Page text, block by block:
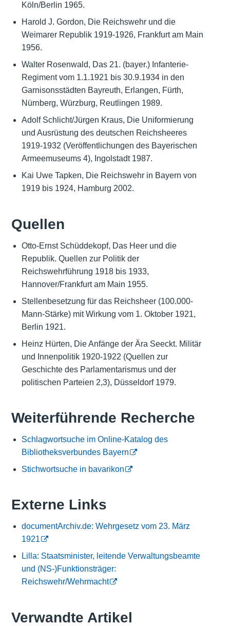
Köln/Berlin 1965.
Harold J. Gordon, Die Reichswehr und die
Weimarer Republik 1919-1926, Frankfurt am Main
1956.
Walter Rosenwald, Das 21. (bayer.) Infanterie-
Regiment vom 1.1.1921 bis 30.9.1934 in den
Garnisonsstädten Bayreuth, Erlangen, Fürth,
Nürnberg, Würzburg, Reutlingen 1989.
Adolf Schlicht/Jürgen Kraus, Die Uniformierung
und Ausrüstung des deutschen Reichsheeres
1919-1932 (Veröffentlichungen des Bayerischen
Armeemuseums 4), Ingolstadt 1987.
Kai Uwe Tapken, Die Reichswehr in Bayern von
1919 bis 1924, Hamburg 2002.
Quellen
Otto-Ernst Schüddekopf, Das Heer und die
Republik. Quellen zur Politik der
Reichswehrführung 1918 bis 1933,
Hannover/Frankfurt am Main 1955.
Stellenbesetzung für das Reichsheer (100.000-
Mann-Stärke) mit Wirkung vom 1. Oktober 1921,
Berlin 1921.
Heinz Hürten, Die Anfänge der Ära Seeckt. Militär
und Innenpolitik 1920-1922 (Quellen zur
Geschichte des Parlamentarismus und der
politischen Parteien 2,3), Düsseldorf 1979.
Weiterführende Recherche
Schlagwortsuche im Online-Katalog des
Bibliotheksverbundes Bayern
Stichwortsuche in bavarikon
Externe Links
documentArchiv.de: Wehrgesetz vom 23. März
1921
Lilla: Staatsminister, leitende Verwaltungsbeamte
und (NS-)Funktionsträger:
Reichswehr/Wehrmacht
Verwandte Artikel